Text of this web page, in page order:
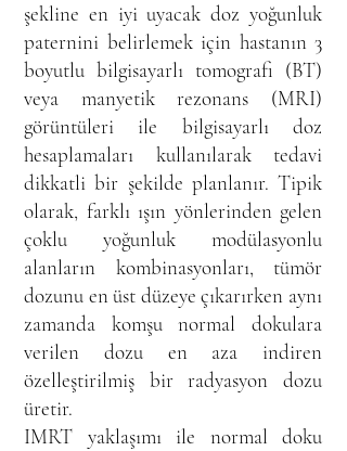
şekline en iyi uyacak doz yoğunluk
paternini belirlemek için hastanın 3
boyutlu bilgisayarlı tomografi (BT)
veya manyetik rezonans (MRI)
görüntüleri ile bilgisayarlı doz
hesaplamaları kullanılarak tedavi
dikkatli bir şekilde planlanır. Tipik
olarak, farklı ışın yönlerinden gelen
çoklu yoğunluk modülasyonlu
alanların kombinasyonları, tümör
dozunu en üst düzeye çıkarırken aynı
zamanda komşu normal dokulara
verilen dozu en aza indiren
özelleştirilmiş bir radyasyon dozu
üretir.
IMRT yaklaşımı ile normal doku